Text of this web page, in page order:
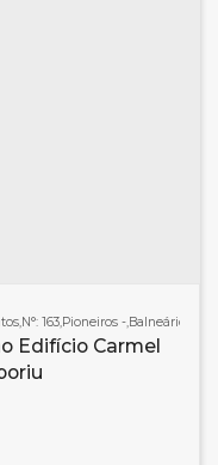
Edifício Carmel
,N°: 163,Pioneiros ,Balneário